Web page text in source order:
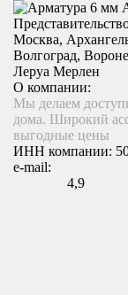
Москва,
Волгоград,
Леруа Мерлен
О компании:
Мы делаем
дома. Широкий
выгодные цены
ИНН компании:
e-mail:
4,9